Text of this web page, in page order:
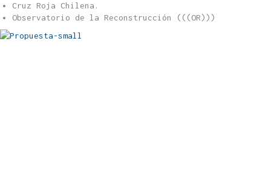
Cruz Roja Chilena.
Observatorio de la Reconstrucción (((OR)))